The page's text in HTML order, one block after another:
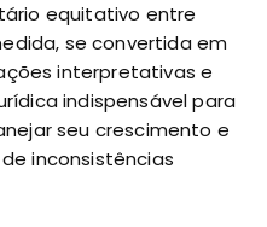
equitativo entre
se convertida em
interpretativas e
indispensável para
seu crescimento e
inconsistências